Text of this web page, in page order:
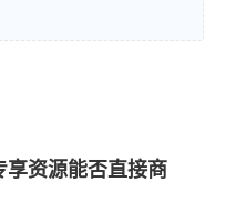
享资源能否直接商